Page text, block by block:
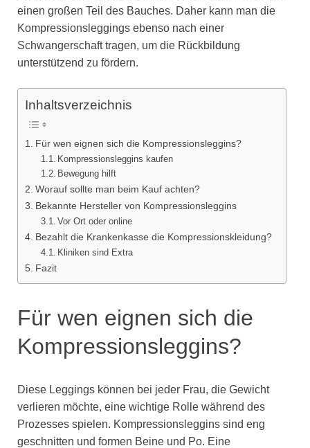
einen großen Teil des Bauches. Daher kann man die
Kompressionsleggings ebenso nach einer
Schwangerschaft tragen, um die Rückbildung
unterstützend zu fördern.
Inhaltsverzeichnis
Für wen eignen sich die Kompressionsleggins?
Kompressionsleggins kaufen
Bewegung hilft
Worauf sollte man beim Kauf achten?
Bekannte Hersteller von Kompressionsleggins
Vor Ort oder online
Bezahlt die Krankenkasse die Kompressionskleidung?
Kliniken sind Extra
Fazit
Für wen eignen sich die
Kompressionsleggins?
Diese Leggings können bei jeder Frau, die Gewicht
verlieren möchte, eine wichtige Rolle während des
Prozesses spielen. Kompressionsleggins sind eng
geschnitten und formen Beine und Po. Eine